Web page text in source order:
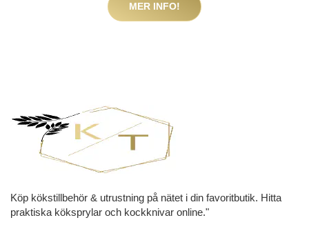
MER INFO!
Köp kökstillbehör & utrustning på nätet i din favoritbutik. Hitta
praktiska köksprylar och kockknivar online."